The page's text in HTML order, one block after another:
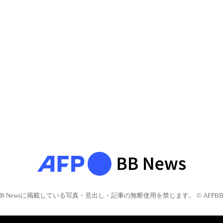
Newsに掲載している写真・見出し・記事の無断使用を禁じます。 © AFPBB